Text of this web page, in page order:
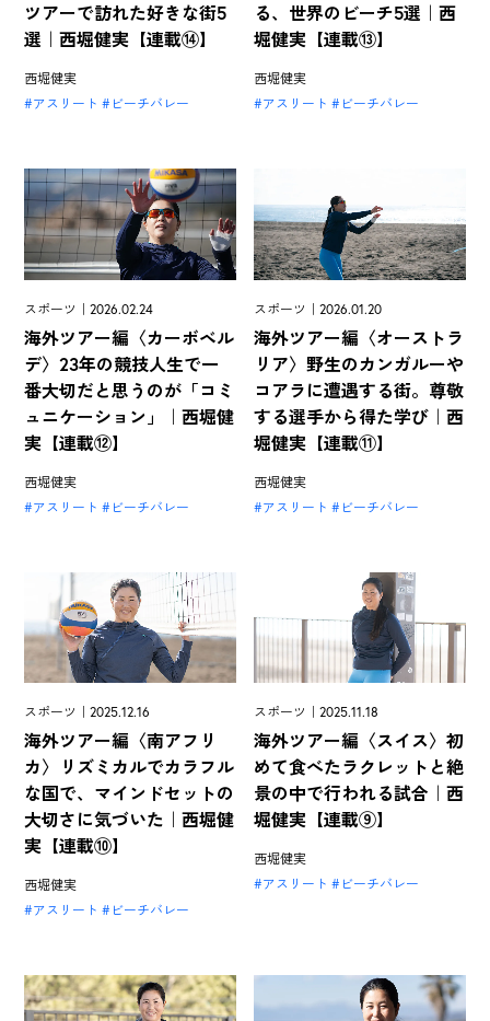
ツアーで訪れた好きな街5
選｜西堀健実【連載⑭】
西堀健実
アスリート
ビーチバレー
る、世界のビーチ5選｜西
堀健実【連載⑬】
西堀健実
アスリート
ビーチバレー
スポーツ｜2026.02.24
海外ツアー編〈カーボベル
デ〉23年の競技人生で一
番大切だと思うのが「コミ
ュニケーション」｜西堀健
実【連載⑫】
西堀健実
アスリート
ビーチバレー
スポーツ｜2026.01.20
海外ツアー編〈オーストラ
リア〉野生のカンガルーや
コアラに遭遇する街。尊敬
する選手から得た学び｜西
堀健実【連載⑪】
西堀健実
アスリート
ビーチバレー
スポーツ｜2025.12.16
海外ツアー編〈南アフリ
カ〉リズミカルでカラフル
な国で、マインドセットの
大切さに気づいた｜西堀健
実【連載⑩】
西堀健実
アスリート
ビーチバレー
スポーツ｜2025.11.18
海外ツアー編〈スイス〉初
めて食べたラクレットと絶
景の中で行われる試合｜西
堀健実【連載⑨】
西堀健実
アスリート
ビーチバレー